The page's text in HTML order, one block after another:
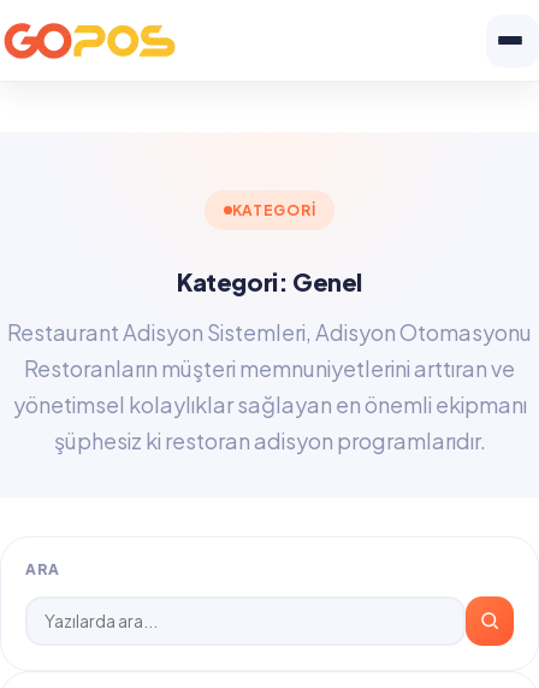
KATEGORI
Kategori: Genel
Restaurant Adisyon Sistemleri, Adisyon Otomasyonu
Restoranların müşteri memnuniyetlerini arttıran ve
yönetimsel kolaylıklar sağlayan en önemli ekipmanı
şüphesiz ki restoran adisyon programlarıdır.
ARA